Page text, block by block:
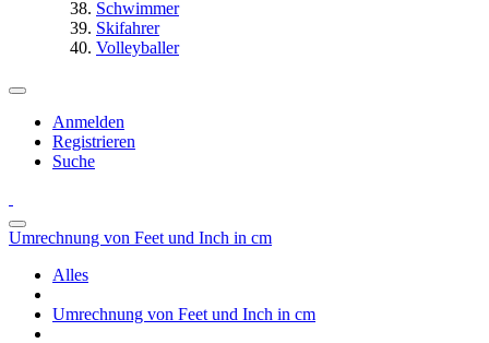
Schwimmer
Skifahrer
Volleyballer
Anmelden
Registrieren
Suche
Umrechnung von Feet und Inch in cm
Alles
Umrechnung von Feet und Inch in cm